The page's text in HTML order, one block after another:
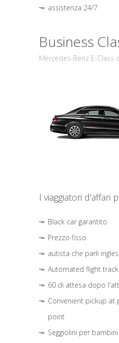
assistenza 24/7
Business
Mercedes-Benz E-Class
I viaggiatori d'affari
Black car garantito
Prezzo fisso
autista che parli
Automated flight
60 di attesa dopo
Convenient pickup at
point
Seggiolini per